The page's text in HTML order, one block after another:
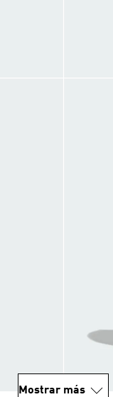
Mostrar más